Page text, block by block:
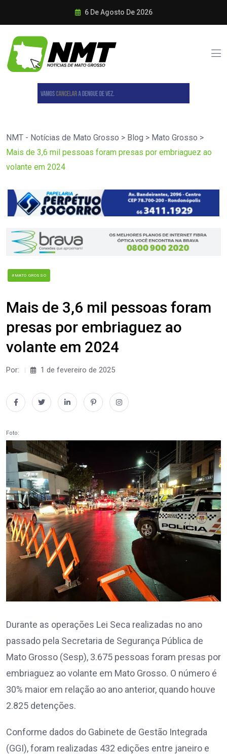
6 De Agosto De 2026
NMT - Notícias de Mato Grosso > Blog > Mato Grosso >
Mais de 3,6 mil pessoas foram presas por embriaguez ao
volante em 2024
#MATO GROSSO
Mais de 3,6 mil pessoas foram
presas por embriaguez ao
volante em 2024
Por: 1 de fevereiro de 2025
Foto:
Durante as operações Lei Seca realizadas no ano
passado pela Secretaria de Segurança Pública de
Mato Grosso (Sesp), 3.675 pessoas foram presas por
embriaguez ao volante em Mato Grosso. O número é
30% maior em relação ao ano anterior, quando houve
2.825 detenções.
Conforme dados do Gabinete de Gestão Integrada
(GGI), foram realizadas 432 edições entre janeiro e